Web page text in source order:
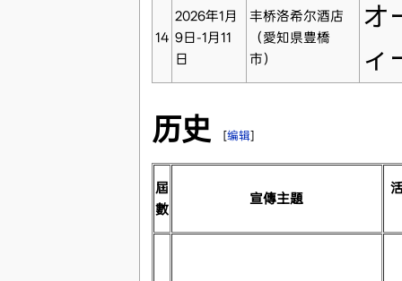
14
2026年1月
9日-1月11
日
丰桥洛希尔酒店
（愛知県豊橋
市）
オ
ィ
历史 [编辑]
屆
數
宣傳主題